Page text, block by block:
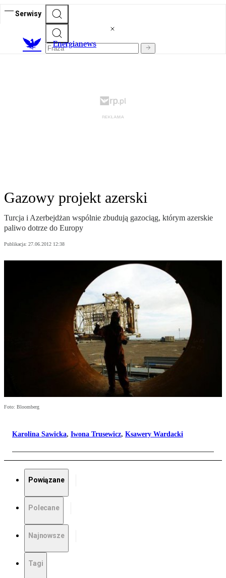
Serwisy
Energianews
Gazowy projekt azerski
Turcja i Azerbejdżan wspólnie zbudują gazociąg, którym azerskie
paliwo dotrze do Europy
Publikacja: 27.06.2012 12:38
Foto: Bloomberg
Karolina Sawicka, Iwona Trusewicz, Ksawery Wardacki
Powiązane
Polecane
Najnowsze
Tagi